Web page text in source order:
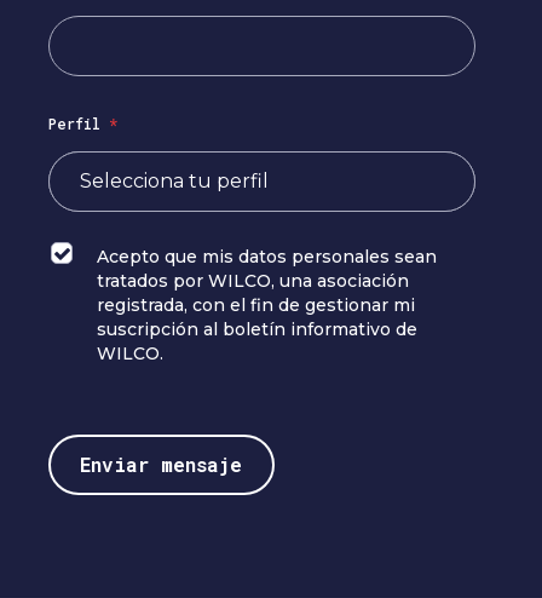
Perfil *
Acepto que mis datos personales sean
tratados por WILCO, una asociación
registrada, con el fin de gestionar mi
suscripción al boletín informativo de
WILCO.